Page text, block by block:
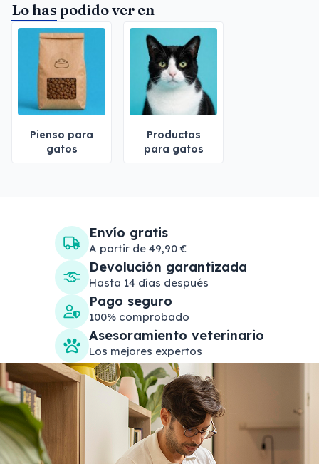
Lo has podido ver en
Pienso para
gatos
Productos
para gatos
Envío gratis
A partir de 49,90 €
Devolución garantizada
Hasta 14 días después
Pago seguro
100% comprobado
Asesoramiento veterinario
Los mejores expertos